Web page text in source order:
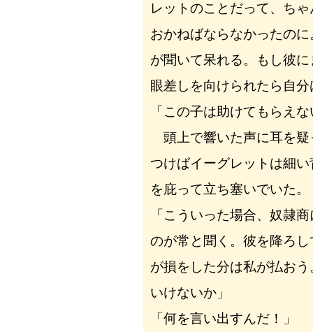
レットのことだって、ち
おかねばならなかったの
が聞いて呆れる。もし彼
眼差しを向けられたら自
「この子は助けてもらえ
頭上で響いた声に耳を疑
つけばイーグレットは細
を庇って立ち塞いでいた。
「こういった場合、奴隷
のが常と聞く。彼を降ろ
が損をした分は私が払お
いけないか」
「何を言い出すんだ！」